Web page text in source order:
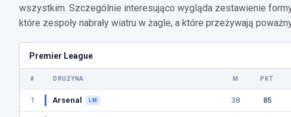
wszystkim. Szczególnie interesująco wygląda zestawienie
które zespoły nabrały wiatru w żagle, a które przeżywają
Premier League
# DRUŻYNA M PKT
1 Arsenal LM 38 85